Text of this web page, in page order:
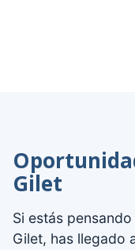
Gilet
Si estás pensando
Gilet, has llegado